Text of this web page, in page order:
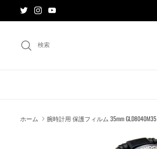
検索
ホーム 腕時計用 保護フィルム 35mm GLD8040M35